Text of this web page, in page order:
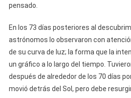
pensado.
En los 73 días posteriores al
astrónomos lo observaron con
de su curva de luz; la forma que la
un gráfico a lo largo del tiempo.
después de alrededor de los 70 días
movió detrás del Sol, pero debe